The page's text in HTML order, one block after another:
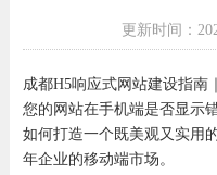
更新时间：
成都H5响应式网站建设指南
您的网站在手机端是否显示
如何打造一个既美观又实用
年企业的移动端市场。